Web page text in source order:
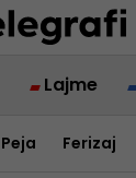
Lajme
Peja Ferizaj